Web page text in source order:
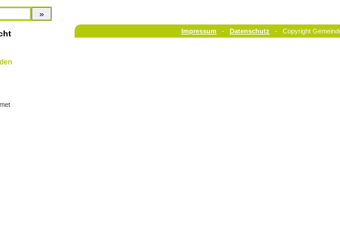
Impressum -Datenschutz - Copyright